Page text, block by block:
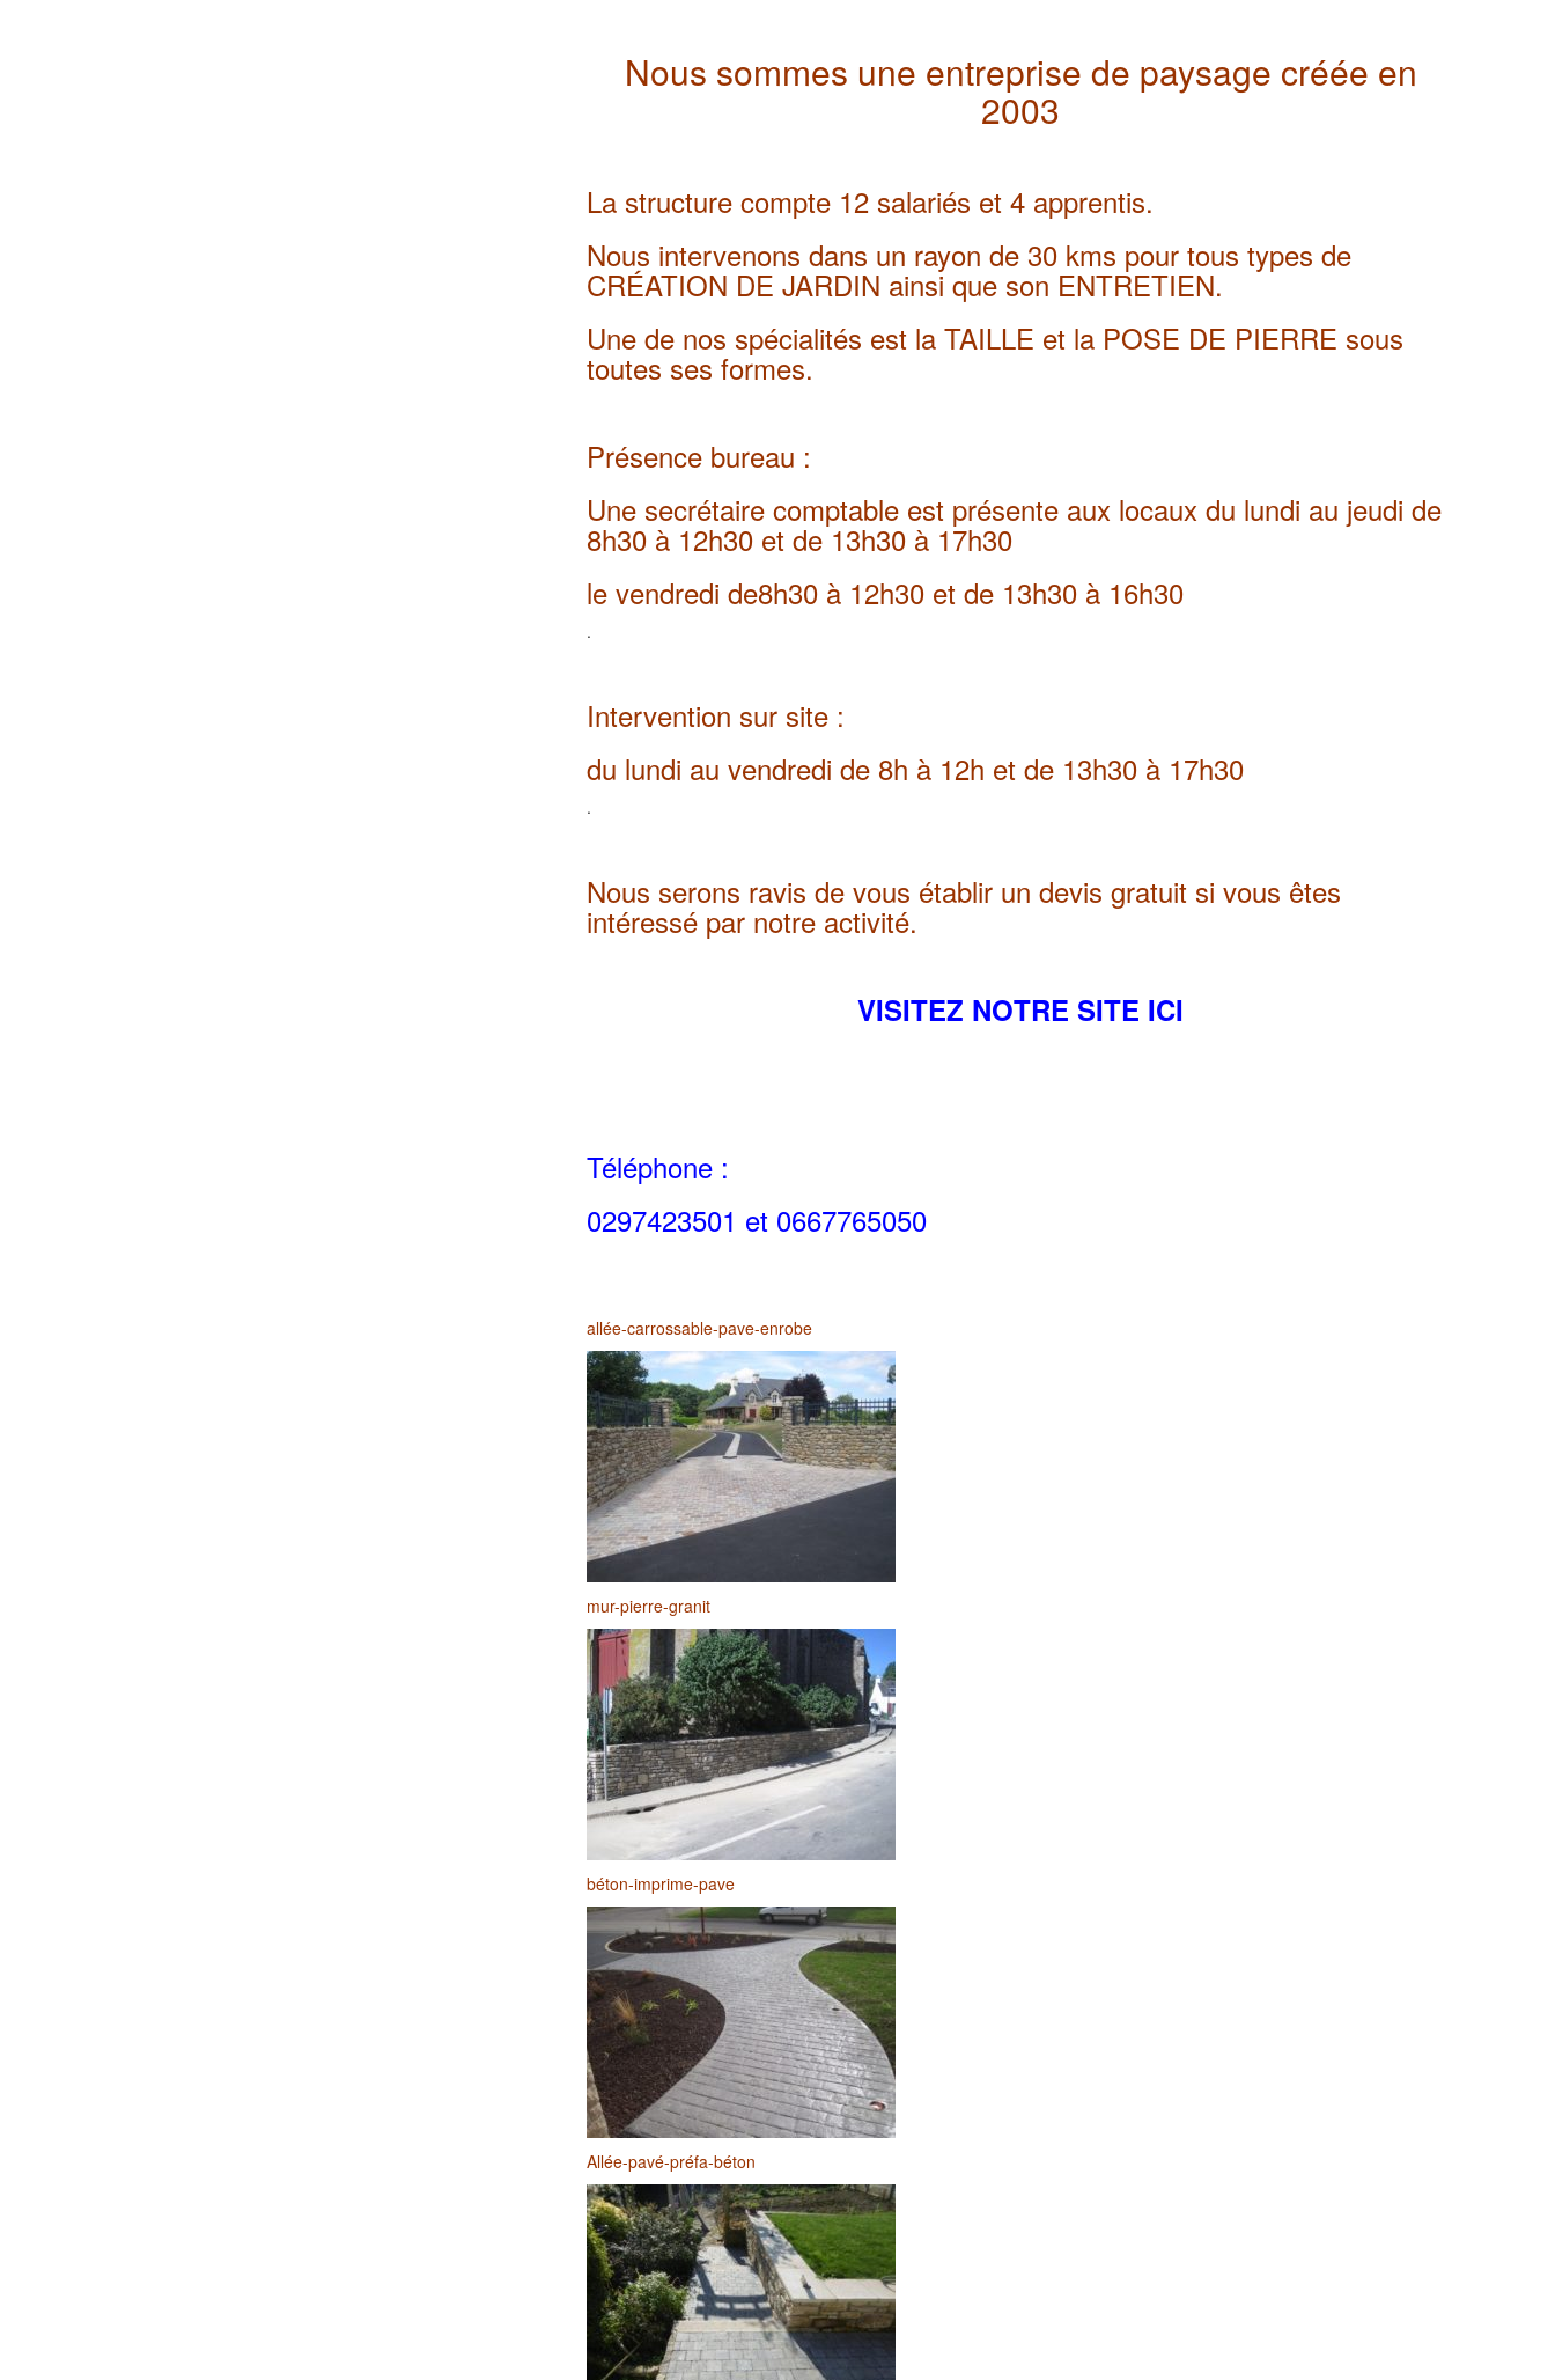
Nous sommes une entreprise de paysage créée en
2003
La structure compte 12 salariés et 4 apprentis.
Nous intervenons dans un rayon de 30 kms pour tous types de
CRÉATION DE JARDIN ainsi que son ENTRETIEN.
Une de nos spécialités est la TAILLE et la POSE DE PIERRE sous
toutes ses formes.
Présence bureau :
Une secrétaire comptable est présente aux locaux du lundi au jeudi de
8h30 à 12h30 et de 13h30 à 17h30
le vendredi de8h30 à 12h30 et de 13h30 à 16h30
.
Intervention sur site :
du lundi au vendredi de 8h à 12h et de 13h30 à 17h30
.
Nous serons ravis de vous établir un devis gratuit si vous êtes
intéressé par notre activité.
VISITEZ NOTRE SITE ICI
Téléphone :
0297423501 et 0667765050
allée-carrossable-pave-enrobe
mur-pierre-granit
béton-imprime-pave
Allée-pavé-préfa-béton